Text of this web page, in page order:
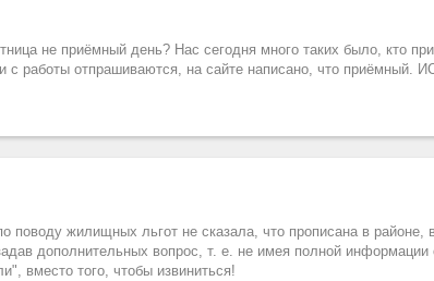
не приёмный день? Нас сегодня много таких было, кто
с работы отпрашиваются, на сайте написано, что
поводу жилищных льгот не сказала, что прописана в
дополнительных вопрос, т. е. не имея полной
вместо того, чтобы извиниться!